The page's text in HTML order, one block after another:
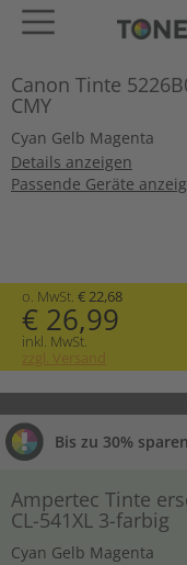
Canon Tinte
CMY
Cyan Gelb Magenta
Details anzeigen
Passende Geräte
o. MwSt. € 22,68
€ 26,99
inkl. MwSt.
zzgl. Versand
Bis zu 30% sparen
Ampertec Tinte
CL-541XL 3-farbig
Cyan Gelb Magenta